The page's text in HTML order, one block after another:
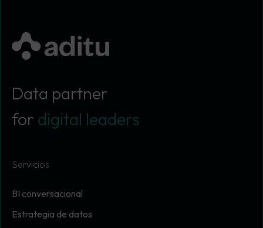
Data partner
for digital leaders
Servicios
BI conversacional
Estrategia de datos